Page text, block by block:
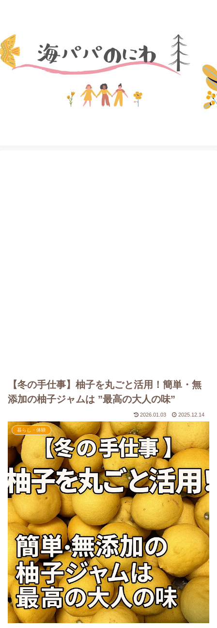
【冬の手仕事】柚子を丸ごと活用！簡単・無
添加の柚子ジャムは ”最高の大人の味”
2026.01.03 2025.12.14
暮らし・体験